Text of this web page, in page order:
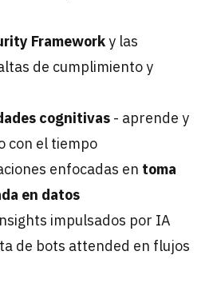
Frameworky las
de cumplimiento y
cognitivas - aprende y
con el tiempo
enfocadas en toma
en datos
impulsados por IA
de bots attended en flujos